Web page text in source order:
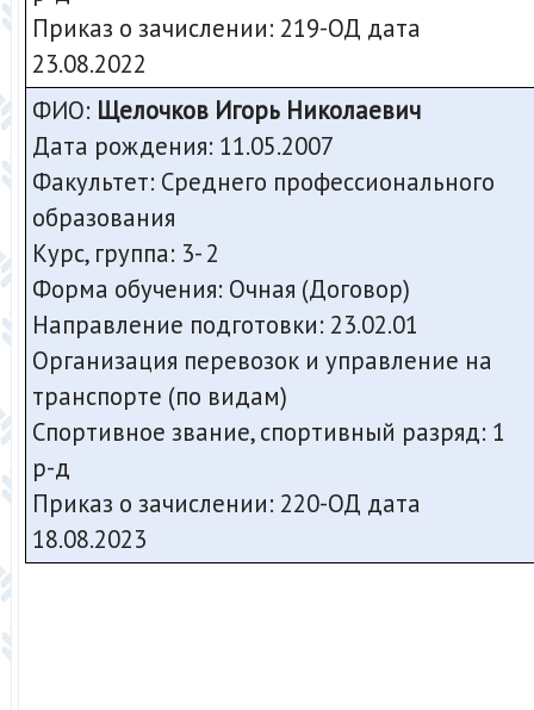
Приказ о зачислении:219-ОД дата
23.08.2022
ФИО: Щелочков Игорь Николаевич
Дата рождения: 11.05.2007
Факультет: Среднего профессионального
образования
Курс, группа: 3- 2
Форма обучения: Очная (Договор)
Направление подготовки: 23.02.01
Организация перевозок и управление на
транспорте (по видам)
Спортивное звание, спортивный разряд: 1
р-д
Приказ о зачислении: 220-ОД дата
18.08.2023